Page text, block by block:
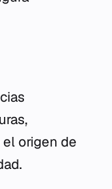
origen de